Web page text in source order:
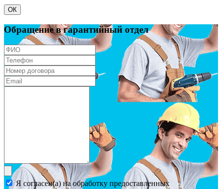
ОК
Обращение в гарантийный отдел
Я согласен(а) на обработку предоставленных